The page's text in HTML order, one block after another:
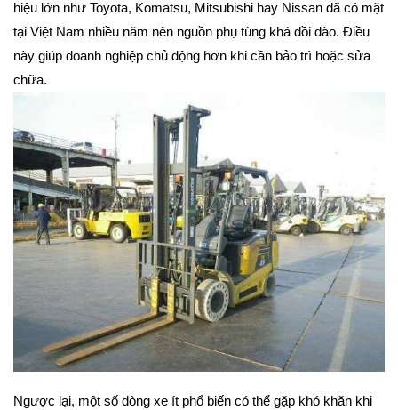
hiệu lớn như Toyota, Komatsu, Mitsubishi hay Nissan đã có mặt
tại Việt Nam nhiều năm nên nguồn phụ tùng khá dồi dào. Điều
này giúp doanh nghiệp chủ động hơn khi cần bảo trì hoặc sửa
chữa.
Ngược lại, một số dòng xe ít phổ biến có thể gặp khó khăn khi